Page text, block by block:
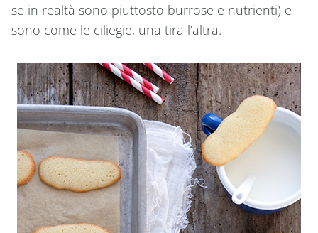
se in realtà sono piuttosto burrose e nutrienti) e
sono come le ciliegie, una tira l’altra.